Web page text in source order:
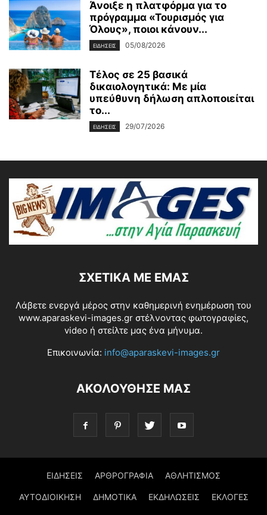
Άνοιξε η πλατφόρμα για το
πρόγραμμα «Τουρισμός για
Όλους», ποιοι κάνουν...
ΕΙΔΗΣΕΙΣ 05/08/2026
Τέλος σε 25 βασικά
δικαιολογητικά: Με μία
υπεύθυνη δήλωση απλοποιείται
το...
ΕΙΔΗΣΕΙΣ 29/07/2026
ΣΧΕΤΙΚΆ ΜΕ ΕΜΆΣ
Λάβετε ενεργά μέρος στην καθημερινή ενημέρωση του
www.aparaskevi-images.gr στέλνοντας φωτογραφίες,
video ή στείλτε μας ένα μήνυμα.
Επικοινωνία: info@aparaskevi-images.gr
ΑΚΟΛΟΥΘΗΣΕ ΜΑΣ
ΕΙΔΗΣΕΙΣ ΑΡΘΡΟΓΡΑΦΙΑ ΑΘΛΗΤΙΣΜΟΣ
ΑΥΤΟΔΙΟΙΚΗΣΗ ΔΗΜΟΤΙΚΑ ΕΚΔΗΛΩΣΕΙΣ ΕΚΛΟΓΕΣ